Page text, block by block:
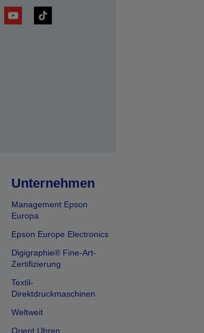
Unternehmen
Management Epson
Europa
Epson Europe Electronics
Digigraphie® Fine-Art-
Zertifizierung
Textil-
Direktdruckmaschinen
Weltweit
Orient Uhren